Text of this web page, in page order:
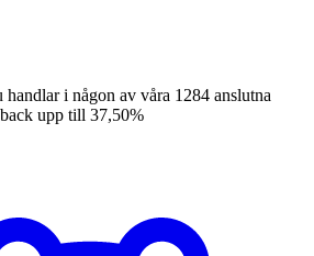
handlar i någon av våra 1284 anslutna
upp till 37,50%